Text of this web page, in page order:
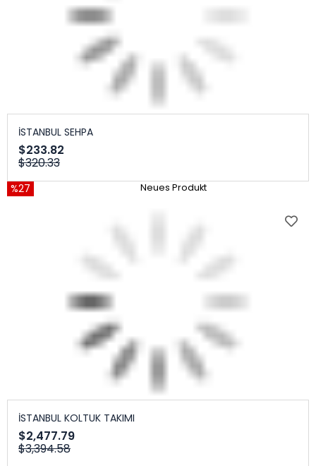
İSTANBUL SEHPA
$233.82
$320.33
%27 Neues Produkt
İSTANBUL KOLTUK TAKIMI
$2,477.79
$3,394.58